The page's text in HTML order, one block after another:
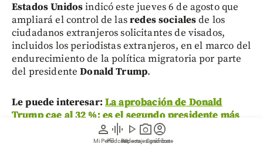
person
Mi Perfil
graphic_eq
Pódcast
play_arrow
Videos
photo_camera
Reportajes gráficos
account_circle
Suscríbete
Estados Unidosindicó este jueves 6 de agosto que
ampliará el control de lasredes socialesde los
ciudadanos extranjeros solicitantes de visados,
incluidos los periodistas extranjeros, en el marco del
endurecimiento de la política migratoria por parte
del presidenteDonald Trump.
Le puede interesar: La aprobación de Donald
Trump cae al 32 %: es el segundo presidente más
impopular en la historia de EE. UU.